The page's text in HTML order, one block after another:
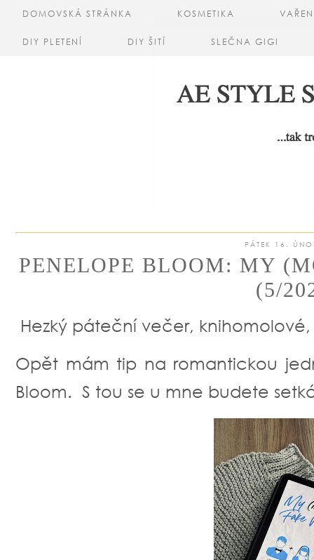
DOMOVSKÁ STRÁNKA KOSMETIKA
DIY PLETENÍ DIY ŠITÍ SLEČNA GIGI
PÁTEK 16.
PENELOPE BLOOM: MY
(5/
Hezký páteční večer, knihomolové,
Opět mám tip na romantickou
Bloom. S tou se u mne budete